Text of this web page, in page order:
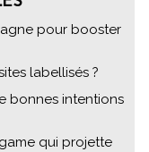
pour booster
labellisés ?
bonnes intentions
qui projette